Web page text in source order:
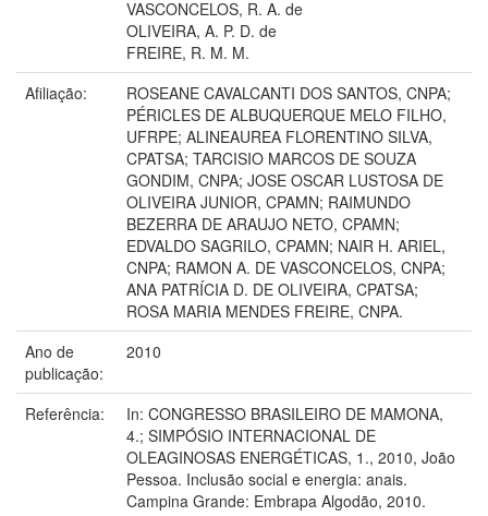
VASCONCELOS, R. A. de
OLIVEIRA, A. P. D. de
FREIRE, R. M. M.
Afiliação:
ROSEANE CAVALCANTI DOS SANTOS, CNPA;
PÉRICLES DE ALBUQUERQUE MELO FILHO,
UFRPE; ALINEAUREA FLORENTINO SILVA,
CPATSA; TARCISIO MARCOS DE SOUZA
GONDIM, CNPA; JOSE OSCAR LUSTOSA DE
OLIVEIRA JUNIOR, CPAMN; RAIMUNDO
BEZERRA DE ARAUJO NETO, CPAMN;
EDVALDO SAGRILO, CPAMN; NAIR H. ARIEL,
CNPA; RAMON A. DE VASCONCELOS, CNPA;
ANA PATRÍCIA D. DE OLIVEIRA, CPATSA;
ROSA MARIA MENDES FREIRE, CNPA.
Ano de
publicação:
2010
Referência:
In: CONGRESSO BRASILEIRO DE MAMONA,
4.; SIMPÓSIO INTERNACIONAL DE
OLEAGINOSAS ENERGÉTICAS, 1., 2010, João
Pessoa. Inclusão social e energia: anais.
Campina Grande: Embrapa Algodão, 2010.